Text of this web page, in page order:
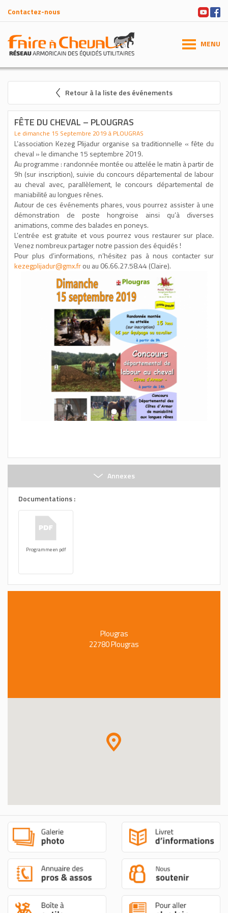
Contactez-nous
MENU
Retour à la liste des événements
FÊTE DU CHEVAL – PLOUGRAS
Le dimanche 15 Septembre 2019 à PLOUGRAS
L’association Kezeg Plijadur organise sa traditionnelle « fête du
cheval » le dimanche 15 septembre 2019.
Au programme : randonnée montée ou attelée le matin à partir de
9h (sur inscription), suivie du concours départemental de labour
au cheval avec, parallèlement, le concours départemental de
maniabilité au longues rênes.
Autour de ces événements phares, vous pourrez assister à une
démonstration de poste hongroise ainsi qu’à diverses
animations, comme des balades en poneys.
L’entrée est gratuite et vous pourrez vous restaurer sur place.
Venez nombreux partager notre passion des équidés !
Pour plus d’informations, n’hésitez pas à nous contacter sur
kezegplijadur@gmx.frou au 06.66.27.58.44 (Claire).
Annexes
Documentations :
Programme en pdf
Plougras
22780 Plougras